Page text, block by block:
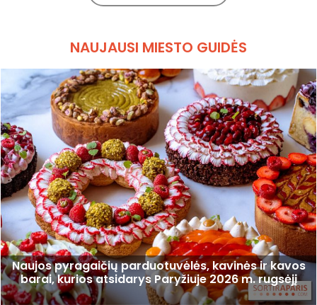
NAUJAUSI MIESTO GUIDĖS
Naujos pyragaičių parduotuvėlės, kavinės ir kavos
barai, kurios atsidarys Paryžiuje 2026 m. rugsėjį